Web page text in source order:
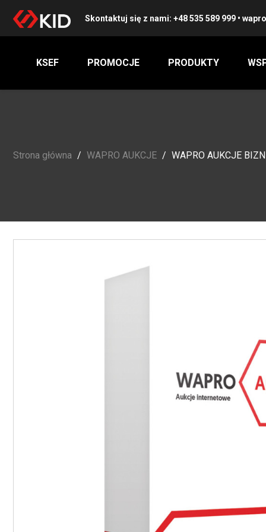
Skontaktuj się z nami: +48 535 589 999•
KSEF PROMOCJE PRODUKTY
Strona główna WAPRO AUKCJE WAPRO AUKCJE